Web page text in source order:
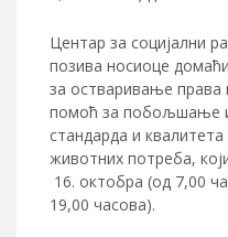
Центар за социјални
позива носиоце
за остваривање права
помоћ за побољшање
стандарда и
животних потреба,
16. октобра (од 7,00
19,00 часова).